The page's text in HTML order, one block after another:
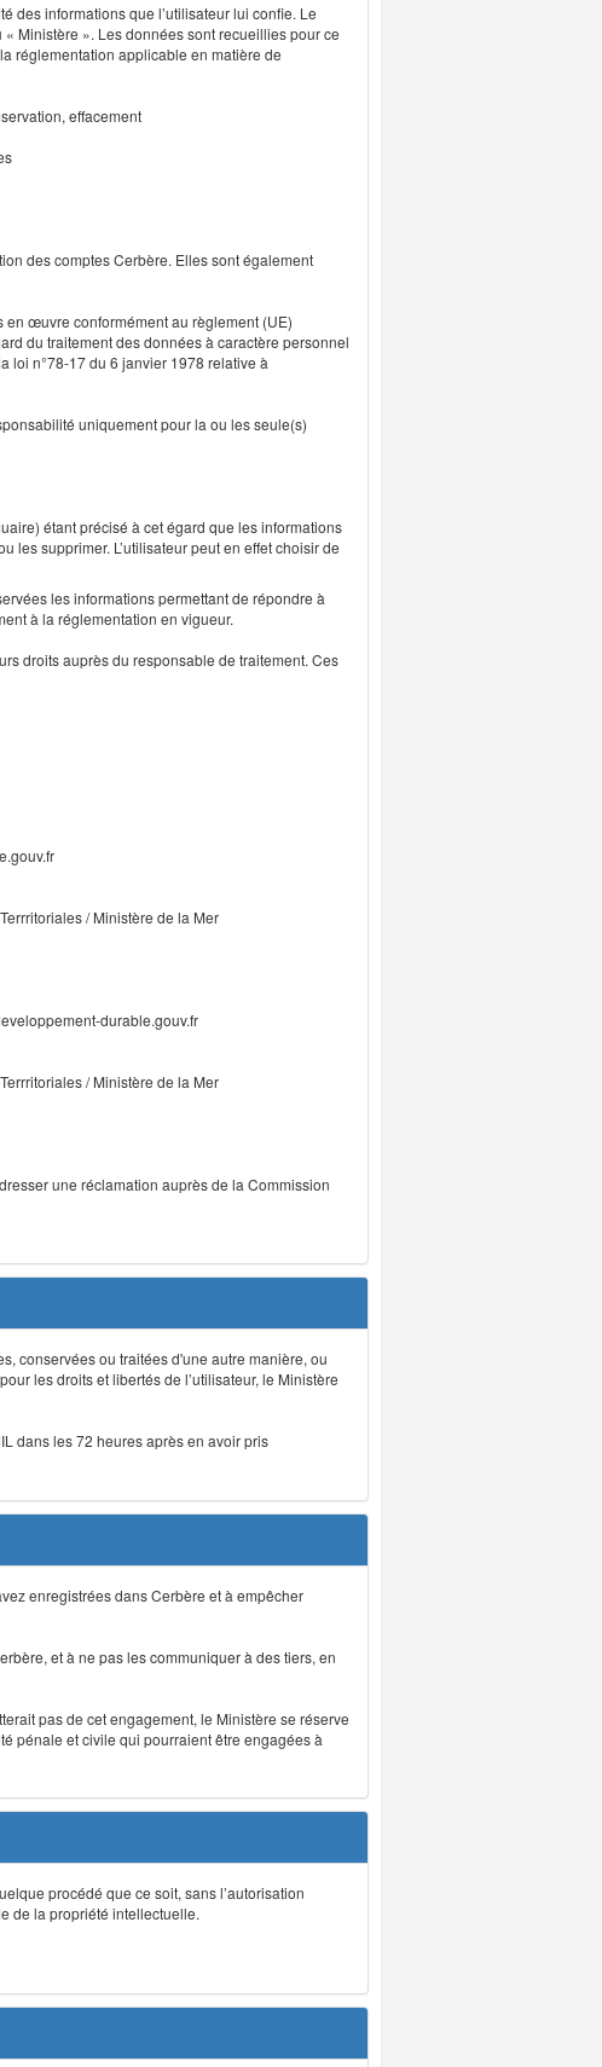
des informations que l’utilisateur lui confie. Le
Ministère ». Les données sont recueillies pour ce
réglementation applicable en matière de
effacement
des comptes Cerbère. Elles sont également
en œuvre conformément au règlement (UE)
du traitement des données à caractère personnel
loi n°78-17 du 6 janvier 1978 relative à
uniquement pour la ou les seule(s)
étant précisé à cet égard que les informations
les supprimer. L’utilisateur peut en effet choisir de
les informations permettant de répondre à
à la réglementation en vigueur.
droits auprès du responsable de traitement. Ces
/ Ministère de la Mer
durable.gouv.fr
/ Ministère de la Mer
une réclamation auprès de la Commission
conservées ou traitées d'une autre manière, ou
les droits et libertés de l’utilisateur, le Ministère
dans les 72 heures après en avoir pris
enregistrées dans Cerbère et à empêcher
et à ne pas les communiquer à des tiers, en
pas de cet engagement, le Ministère se réserve
pénale et civile qui pourraient être engagées à
procédé que ce soit, sans l’autorisation
de la propriété intellectuelle.